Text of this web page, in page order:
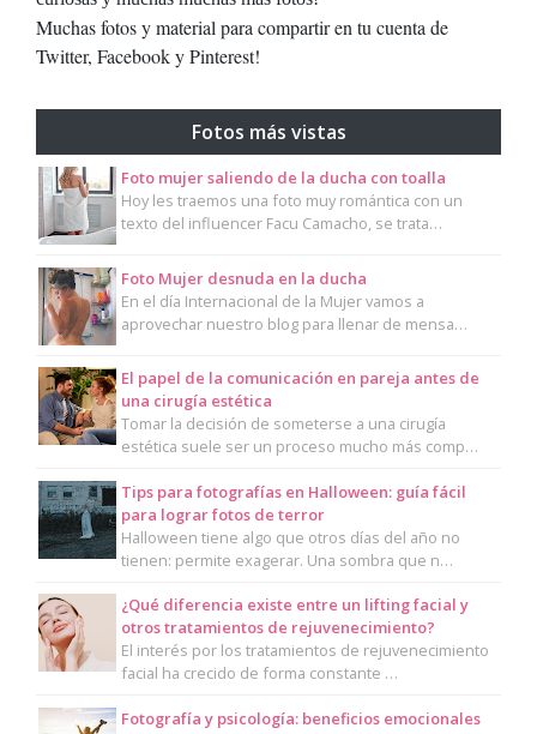
Muchas fotos y material para compartir en tu cuenta de
Twitter, Facebook y Pinterest!
Fotos más vistas
Foto mujer saliendo de la ducha con toalla
Hoy les traemos una foto muy romántica con un
texto del influencer Facu Camacho, se trata…
Foto Mujer desnuda en la ducha
En el día Internacional de la Mujer vamos a
aprovechar nuestro blog para llenar de mensa…
El papel de la comunicación en pareja antes de
una cirugía estética
Tomar la decisión de someterse a una cirugía
estética suele ser un proceso mucho más comp…
Tips para fotografías en Halloween: guía fácil
para lograr fotos de terror
Halloween tiene algo que otros días del año no
tienen: permite exagerar. Una sombra que n…
¿Qué diferencia existe entre un lifting facial y
otros tratamientos de rejuvenecimiento?
El interés por los tratamientos de rejuvenecimiento
facial ha crecido de forma constante …
Fotografía y psicología: beneficios emocionales